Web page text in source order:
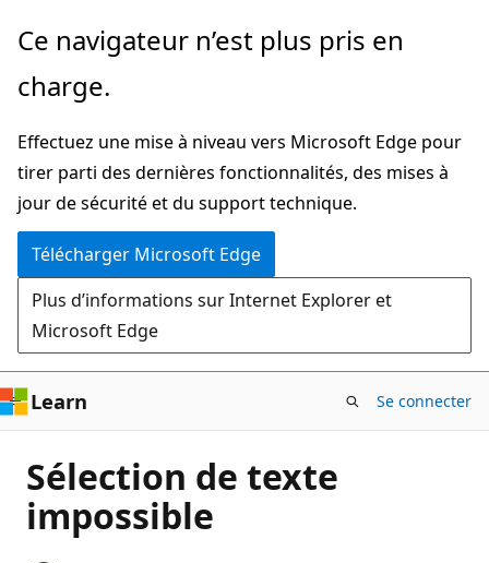
Passer
directement
au
principal
Ce navigateur n’est plus pris en
charge.
Effectuez une mise à niveau vers Microsoft Edge pour
tirer parti des dernières fonctionnalités, des mises à
jour de sécurité et du support technique.
Télécharger Microsoft Edge
Plus d’informations sur Internet Explorer et
Microsoft Edge
Learn Se connecter
Sélection de texte
impossible